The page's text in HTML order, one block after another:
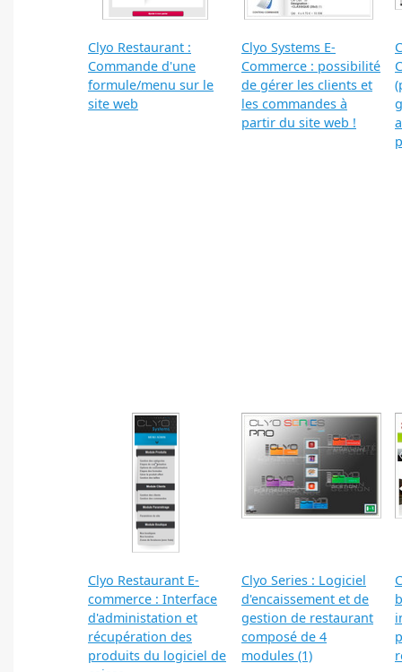
Clyo Restaurant :
Commande d'une
formule/menu sur le
site web
Clyo Systems E-
Commerce : possibilité
de gérer les clients et
les commandes à
partir du site web !
Clyo Restaurant E-
commerce : Interface
d'administation et
récupération des
produits du logiciel de
Clyo Series : Logiciel
d'encaissement et de
gestion de restaurant
composé de 4
modules (1)